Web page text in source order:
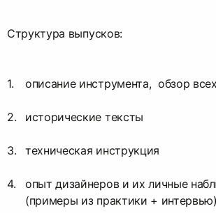
Структура выпусков:
описание инструмента, обзор
исторические тексты
техническая инструкция
опыт дизайнеров и их личные
(примеры из практики +